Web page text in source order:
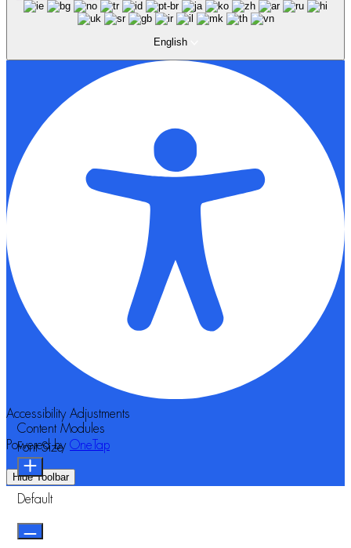
English
Accessibility Adjustments
Powered by OneTap
Hide Toolbar
Content Modules
Font Size
Default